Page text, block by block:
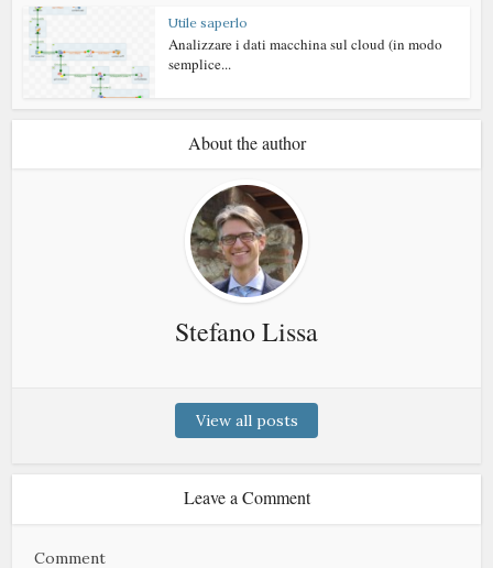
Utile saperlo
Analizzare i dati macchina sul cloud (in modo
semplice...
About the author
Stefano Lissa
View all posts
Leave a Comment
Comment